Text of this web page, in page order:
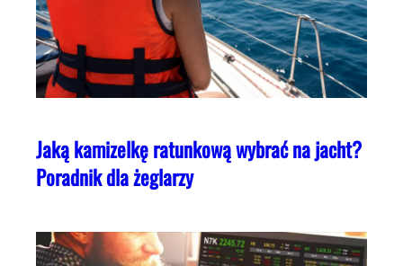
Jaką kamizelkę ratunkową wybrać na jacht?
Poradnik dla żeglarzy